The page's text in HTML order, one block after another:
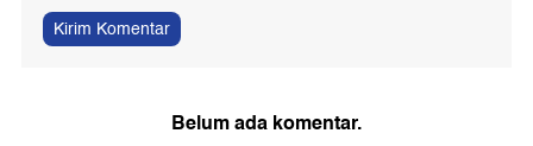
Kirim Komentar
Belum ada komentar.